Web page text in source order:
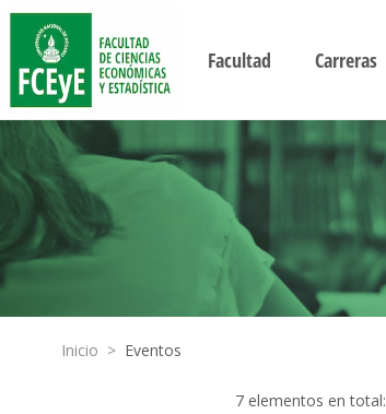
Facultad Carreras
Inicio > Eventos
7 elementos en total: